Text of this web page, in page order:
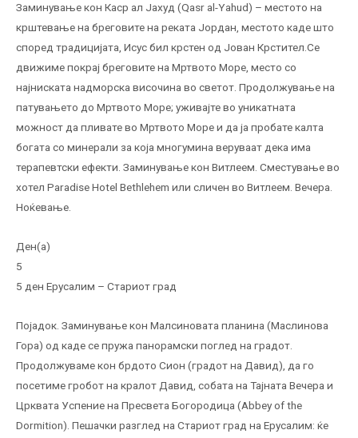
Заминување кон Каср ал Јахуд (Qasr al-Yahud) – местото на
крштевање на бреговите на реката Јордан, местото каде што
според традицијата, Исус бил крстен од Јован Крстител.Се
движиме покрај бреговите на Мртвото Море, место со
најниската надморска височина во светот. Продолжување на
патувањето до Мртвото Море; уживајте во уникатната
можност да пливате во Мртвото Море и да ја пробате калта
богата со минерали за која многумина веруваат дека има
терапевтски ефекти. Заминување кон Витлеем. Сместување во
хотел Paradise Hotel Bethlehem или сличен во Витлеем. Вечера.
Ноќевање.
Ден(а)
5
5 ден Ерусалим – Стариот град
Појадок. Заминување кон Малсиновата планина (Маслинова
Гора) од каде се пружа панорамски поглед на градот.
Продолжуваме кон брдото Сион (градот на Давид), да го
посетиме гробот на кралот Давид, собата на Тајната Вечера и
Црквата Успение на Пресвета Богородица (Abbey of the
Dormition). Пешачки разглед на Стариот град на Ерусалим: ќе